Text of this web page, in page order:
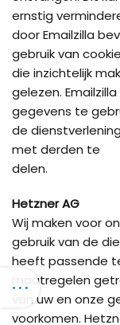
ernstig
door Emailzilla
gebruik van
die inzichtelijk
gelezen.
gegevens te
de
met derden te
delen.
Hetzner AG
Wij maken voor
gebruik van de
heeft passende
maatregelen
van uw en onze
voorkomen.